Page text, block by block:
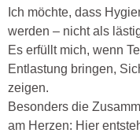
Ich möchte, dass
werden – nicht als
Es erfüllt mich, wenn
Entlastung bringen,
zeigen.
Besonders die
am Herzen: Hier